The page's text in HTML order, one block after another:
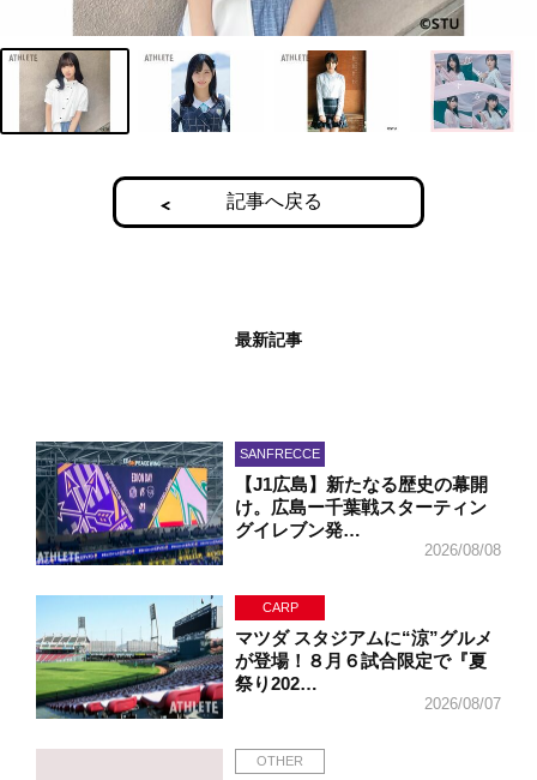
記事へ戻る
最新記事
SANFRECCE
【J1広島】新たなる歴史の幕開
け。広島ー千葉戦スターティン
グイレブン発…
2026/08/08
CARP
マツダ スタジアムに“涼”グルメ
が登場！８月６試合限定で『夏
祭り202…
2026/08/07
OTHER